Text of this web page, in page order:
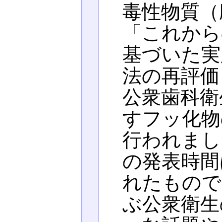
毒性物質
「これか
基づいた
法の再評
公衆歯科
すフッ化
行われま
の発表時
れたもの
ぶ公衆衛